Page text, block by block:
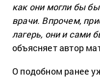
как они могли бы
врачи. Впрочем,
лагерь, они и сами
объясняет автор
О подобном ранее